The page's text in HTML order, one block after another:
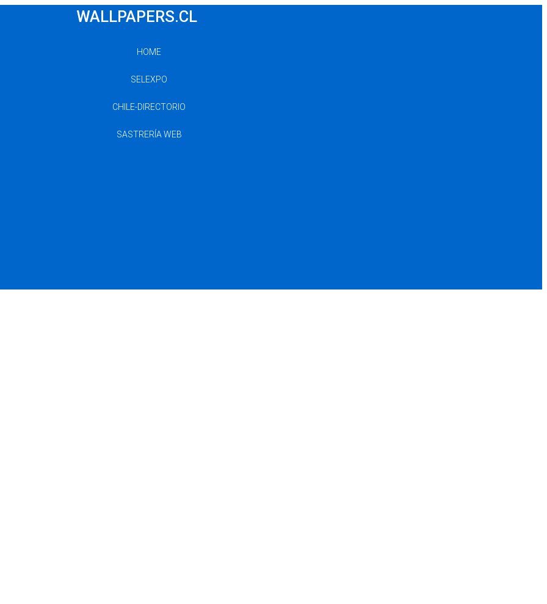
WALLPAPERS.CL
HOME
SELEXPO
CHILE-DIRECTORIO
SASTRERÍA WEB